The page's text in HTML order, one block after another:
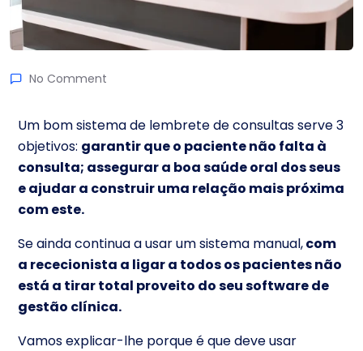
No Comment
Um bom sistema de lembrete de consultas serve 3
objetivos: garantir que o paciente não falta à
consulta; assegurar a boa saúde oral dos seus
e ajudar a construir uma relação mais próxima
com este.
Se ainda continua a usar um sistema manual,com
a rececionista a ligar a todos os pacientes não
está a tirar total proveito do seu software de
gestão clínica.
Vamos explicar-lhe porque é que deve usar